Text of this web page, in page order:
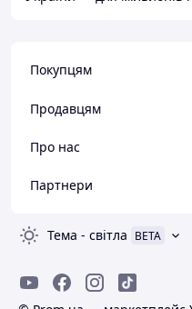
Покупцям
Продавцям
Про нас
Партнери
Тема - світла BETA